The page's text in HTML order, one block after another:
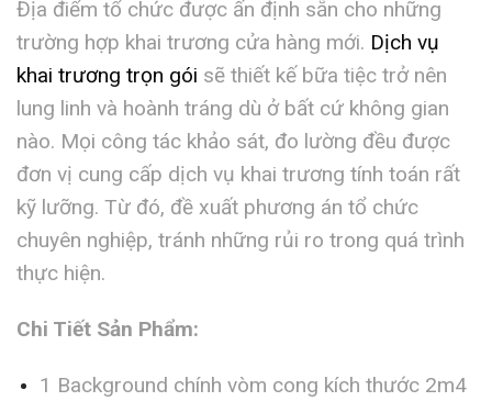
Địa điểm tổ chức được ấn định sẵn cho những
trường hợp khai trương cửa hàng mới. Dịch vụ
khai trương trọn gói sẽ thiết kế bữa tiệc trở nên
lung linh và hoành tráng dù ở bất cứ không gian
nào. Mọi công tác khảo sát, đo lường đều được
đơn vị cung cấp dịch vụ khai trương tính toán rất
kỹ lưỡng. Từ đó, đề xuất phương án tổ chức
chuyên nghiệp, tránh những rủi ro trong quá trình
thực hiện.
Chi Tiết Sản Phẩm:
1 Background chính vòm cong kích thước 2m4